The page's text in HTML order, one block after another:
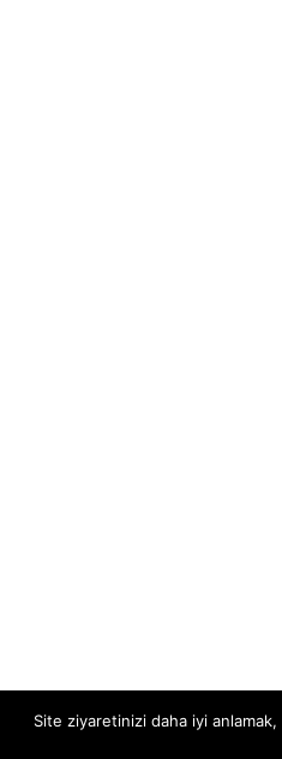
Site ziyaretinizi daha iyi